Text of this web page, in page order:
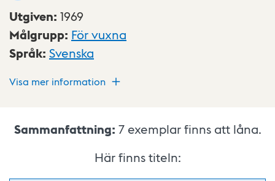
Utgiven: 1969
Målgrupp: För vuxna
Språk: Svenska
Visa mer information
Sammanfattning: 7 exemplar finns att låna.
Här finns titeln: